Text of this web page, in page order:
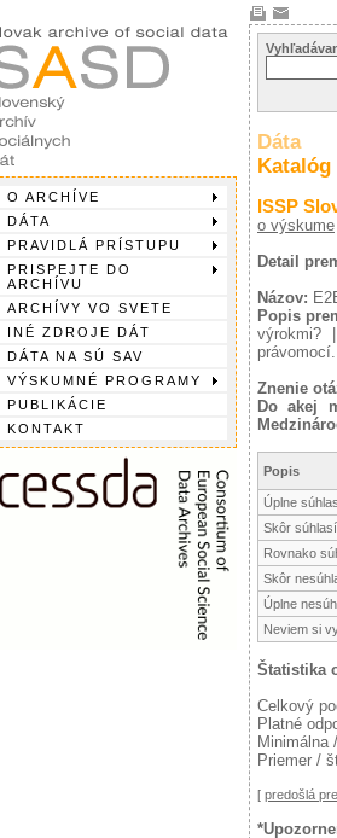
O ARCHÍVE
DÁTA
PRAVIDLÁ PRÍSTUPU
PRISPEJTE DO
ARCHÍVU
ARCHÍVY VO SVETE
INÉ ZDROJE DÁT
DÁTA NA SÚ SAV
VÝSKUMNÉ PROGRAMY
PUBLIKÁCIE
KONTAKT
Dáta
Katalóg
ISSP
o výskume
Detail
Názov:
Popis
výrokmi?
právomocí.
Znenie
Do akej
Popis
Úplne
Skôr
Rovnako
Skôr
Úplne
Neviem si
Štatistika
Celkový
Platné
Minimálna
Priemer /
[ predošlá